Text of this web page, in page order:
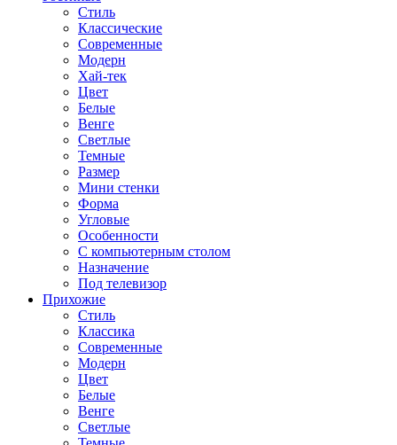
Стиль
Классические
Современные
Модерн
Хай-тек
Цвет
Белые
Венге
Светлые
Темные
Размер
Мини стенки
Форма
Угловые
Особенности
С компьютерным столом
Назначение
Под телевизор
Прихожие
Стиль
Классика
Современные
Модерн
Цвет
Белые
Венге
Светлые